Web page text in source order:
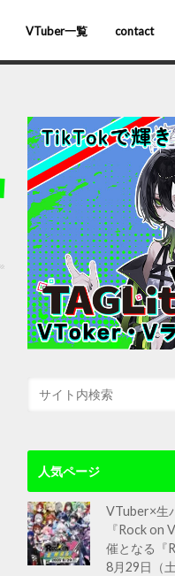
VTuber一覧
バーチャルYouTuber
VR/AR
ホロライブ
にじさんじ
ななしいんく
ぶいすぽっ！
contact
人気ページ
VTuber×生
『Rock on
催となる『
8月29日（